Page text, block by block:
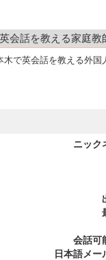
会話を教える家庭
で英会話を教える外
ニック
会話可
日本語メー